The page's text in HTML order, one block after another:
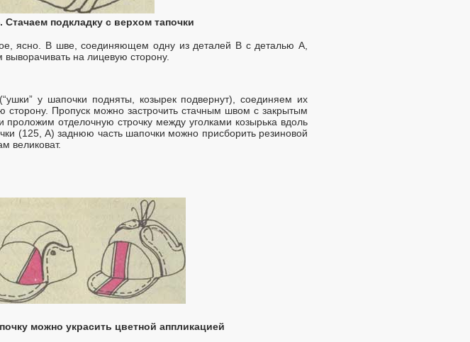
Стачаем подкладку с верхом тапочки
ясно. В шве, соединяющем одну из деталей В с деталью А,
на лицевую сторону.
у шапочки подняты, козырек подвернут), соединяем их
Пропуск можно застрочить стачным швом с закрытым
отделочную строчку между уголками козырька вдоль
(125, А) заднюю часть шапочки можно присборить резиновой
великоват.
можно украсить цветной аппликацией